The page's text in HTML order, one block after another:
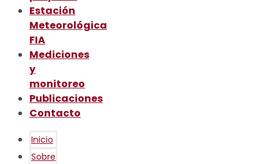
Estación
Meteorológica
FIA
Mediciones
y
monitoreo
Publicaciones
Contacto
Inicio
Sobre